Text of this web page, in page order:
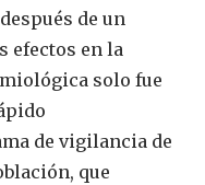
de un
efectos en la
solo fue
de vigilancia de
que